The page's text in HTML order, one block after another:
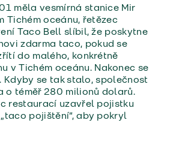
měla vesmírná stanice Mir
Tichém oceánu, řetězec
Taco Bell slíbil, že poskytne
zdarma taco, pokud se
do malého, konkrétně
v Tichém oceánu. Nakonec se
Kdyby se tak stalo, společnost
o téměř 280 milionů dolarů.
restaurací uzavřel pojistku
pojištění“, aby pokryl